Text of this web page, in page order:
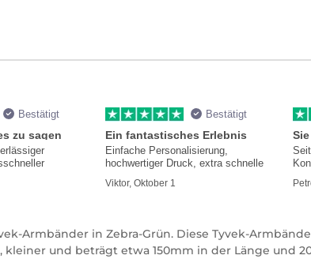
Bestätigt
zu sagen
Bestätigt
Ein fantastisches Erlebnis
Einfache Personalisierung,
hochwertiger Druck, extra schnelle
Viktor, Oktober 1
Armbänder in Zebra-Grün. Diese Tyvek-
und beträgt etwa 150mm in der Länge und